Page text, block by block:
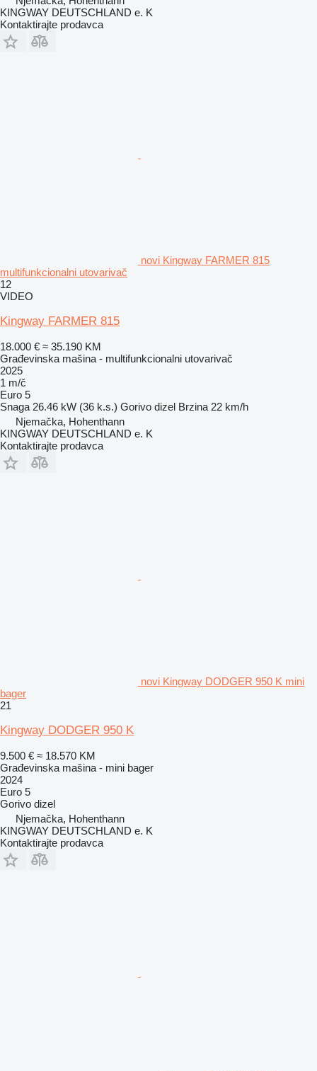
KINGWAY DEUTSCHLAND e. K
Kontaktirajte prodavca
novi Kingway FARMER 815
multifunkcionalni utovarivač
12
VIDEO
Kingway FARMER 815
18.000 € ≈ 35.190 KM
Građevinska mašina - multifunkcionalni utovarivač
2025
1 m/č
Euro 5
Snaga 26.46 kW (36 k.s.) Gorivo dizel Brzina 22 km/h
Njemačka, Hohenthann
KINGWAY DEUTSCHLAND e. K
Kontaktirajte prodavca
novi Kingway DODGER 950 K mini
bager
21
Kingway DODGER 950 K
9.500 € ≈ 18.570 KM
Građevinska mašina - mini bager
2024
Euro 5
Gorivo dizel
Njemačka, Hohenthann
KINGWAY DEUTSCHLAND e. K
Kontaktirajte prodavca